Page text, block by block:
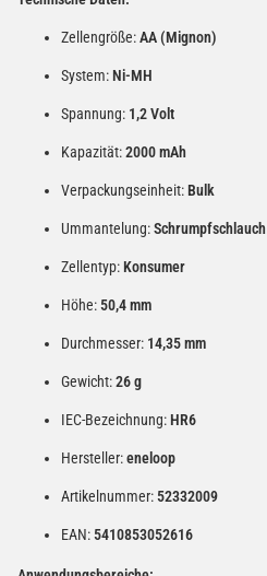
Zellengröße:AA (Mignon)
System:Ni-MH
Spannung: 1,2 Volt
Kapazität:2000 mAh
Verpackungseinheit:Bulk
Ummantelung:Schrumpfschlauch
Zellentyp:Konsumer
Höhe:50,4 mm
Durchmesser: 14,35 mm
Gewicht:26 g
IEC-Bezeichnung:HR6
Hersteller:eneloop
Artikelnummer:52332009
EAN:5410853052616